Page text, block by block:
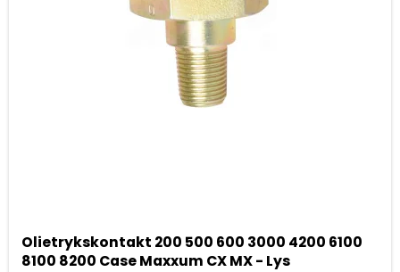
Olietrykskontakt 200 500 600 3000 4200 6100
8100 8200 Case Maxxum CX MX - Lys